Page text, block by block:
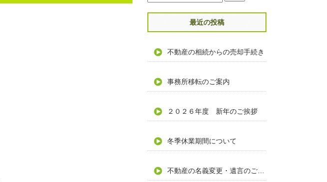
最近の投稿
不動産の相続からの売却手続き
事務所移転のご案内
２０２６年度 新年のご挨拶
冬季休業期間について